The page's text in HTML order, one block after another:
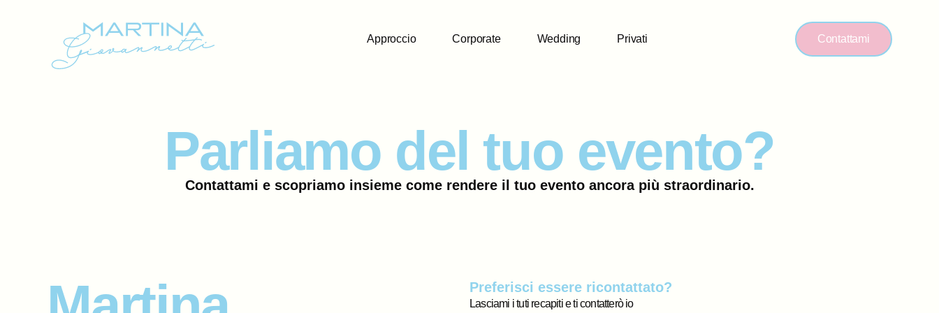
Approccio Corporate Wedding Privati Contattami
Parliamo del tuo evento?
Contattami e scopriamo insieme come rendere il tuo evento ancora più straordinario.
Preferisci essere ricontattato?
Lasciami i tuti recapiti e ti contatterò io